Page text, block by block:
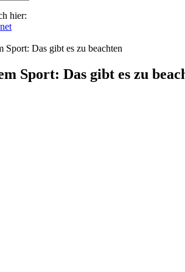
hier:
Sport: Das gibt es zu beachten
Sport: Das gibt es zu